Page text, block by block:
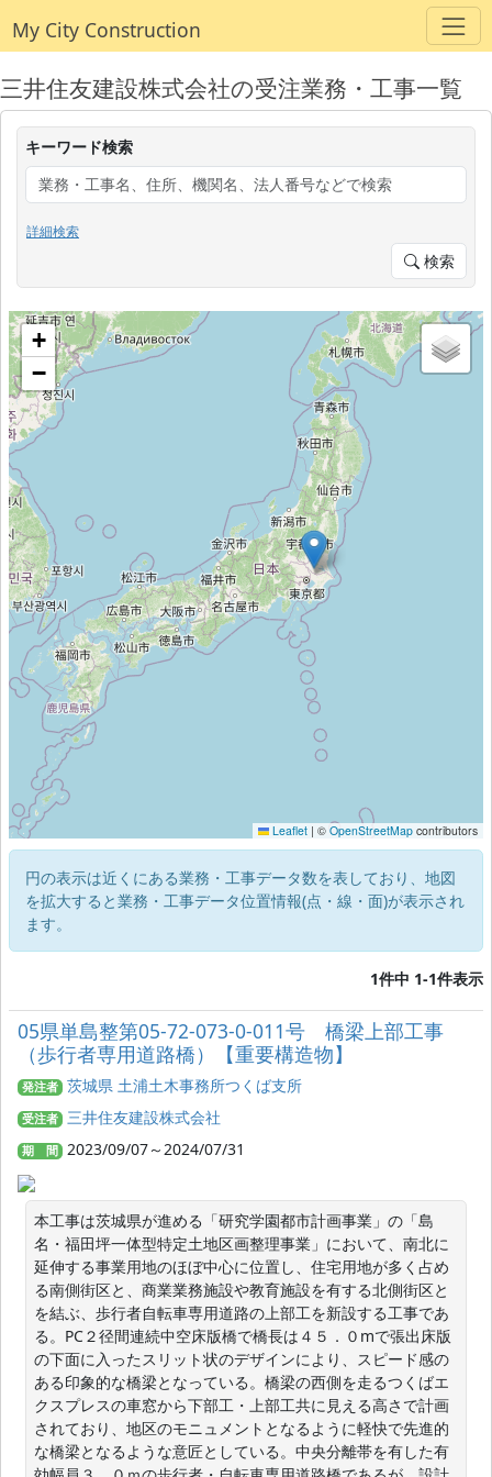
My City Construction
三井住友建設株式会社の受注業務・工事一覧
キーワード検索
詳細検索
検索
+
−
Leaflet | © OpenStreetMap contributors
円の表示は近くにある業務・工事データ数を表しており、地図
を拡大すると業務・工事データ位置情報(点・線・面)が表示され
ます。
1件中 1-1件表示
05県単島整第05-72-073-0-011号 橋梁上部工事
（歩行者専用道路橋）【重要構造物】
発注者 茨城県 土浦土木事務所つくば支所
受注者 三井住友建設株式会社
期 間 2023/09/07～2024/07/31
本工事は茨城県が進める「研究学園都市計画事業」の「島
名・福田坪一体型特定土地区画整理事業」において、南北に
延伸する事業用地のほぼ中心に位置し、住宅用地が多く占め
る南側街区と、商業業務施設や教育施設を有する北側街区と
を結ぶ、歩行者自転車専用道路の上部工を新設する工事であ
る。PC２径間連続中空床版橋で橋長は４５．０mで張出床版
の下面に入ったスリット状のデザインにより、スピード感の
ある印象的な橋梁となっている。橋梁の西側を走るつくばエ
クスプレスの車窓から下部工・上部工共に見える高さで計画
されており、地区のモニュメントとなるように軽快で先進的
な橋梁となるような意匠としている。中央分離帯を有した有